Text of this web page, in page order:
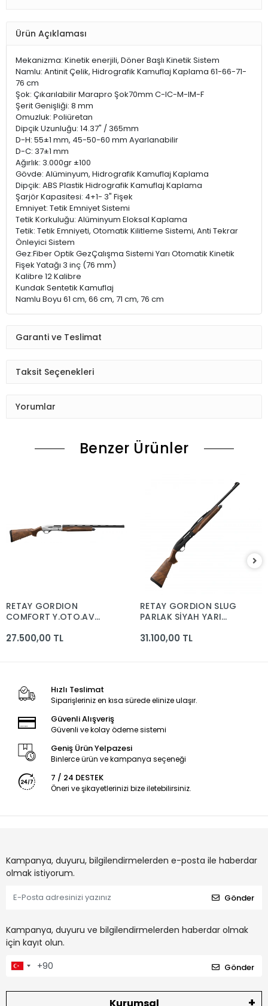
Ürün Açıklaması
Mekanizma: Kinetik enerjili, Döner Başlı Kinetik Sistem
Namlu: Antinit Çelik, Hidrografik Kamuflaj Kaplama 61-66-71-
76 cm
Şok: Çıkarılabilir Marapro Şok70mm C-IC-M-IM-F
Şerit Genişliği: 8 mm
Omuzluk: Poliüretan
Dipçik Uzunluğu: 14.37" / 365mm
D-H: 55±1 mm, 45-50-60 mm Ayarlanabilir
D-C: 37±1 mm
Ağırlık: 3.000gr ±100
Gövde: Alüminyum, Hidrografik Kamuflaj Kaplama
Dipçik: ABS Plastik Hidrografik Kamuflaj Kaplama
Şarjör Kapasitesi: 4+1- 3" Fişek
Emniyet: Tetik Emniyet Sistemi
Tetik Korkuluğu: Alüminyum Eloksal Kaplama
Tetik: Tetik Emniyeti, Otomatik Kilitleme Sistemi, Anti Tekrar
Önleyici Sistem
Gez:Fiber Optik GezÇalışma Sistemi Yarı Otomatik Kinetik
Fişek Yatağı 3 inç (76 mm)
Kalibre 12 Kalibre
Kundak Sentetik Kamuflaj
Namlu Boyu 61 cm, 66 cm, 71 cm, 76 cm
Garanti ve Teslimat
Taksit Seçenekleri
Yorumlar
Benzer Ürünler
RETAY GORDION
COMFORT Y.OTO.AV
27.500,00 TL
RETAY GORDION SLUG
PARLAK SİYAH YARI
(TüP ŞARJÖRLÜ)
31.100,00 TL
Hızlı Teslimat
Siparişleriniz en kısa sürede elinize ulaşır.
Güvenli Alışveriş
Güvenli ve kolay ödeme sistemi
Geniş Ürün Yelpazesi
Binlerce ürün ve kampanya seçeneği
7 / 24 DESTEK
Öneri ve şikayetlerinizi bize iletebilirsiniz.
Kampanya, duyuru, bilgilendirmelerden e-posta ile haberdar
olmak istiyorum.
Gönder
Kampanya, duyuru ve bilgilendirmelerden haberdar olmak
için kayıt olun.
Gönder